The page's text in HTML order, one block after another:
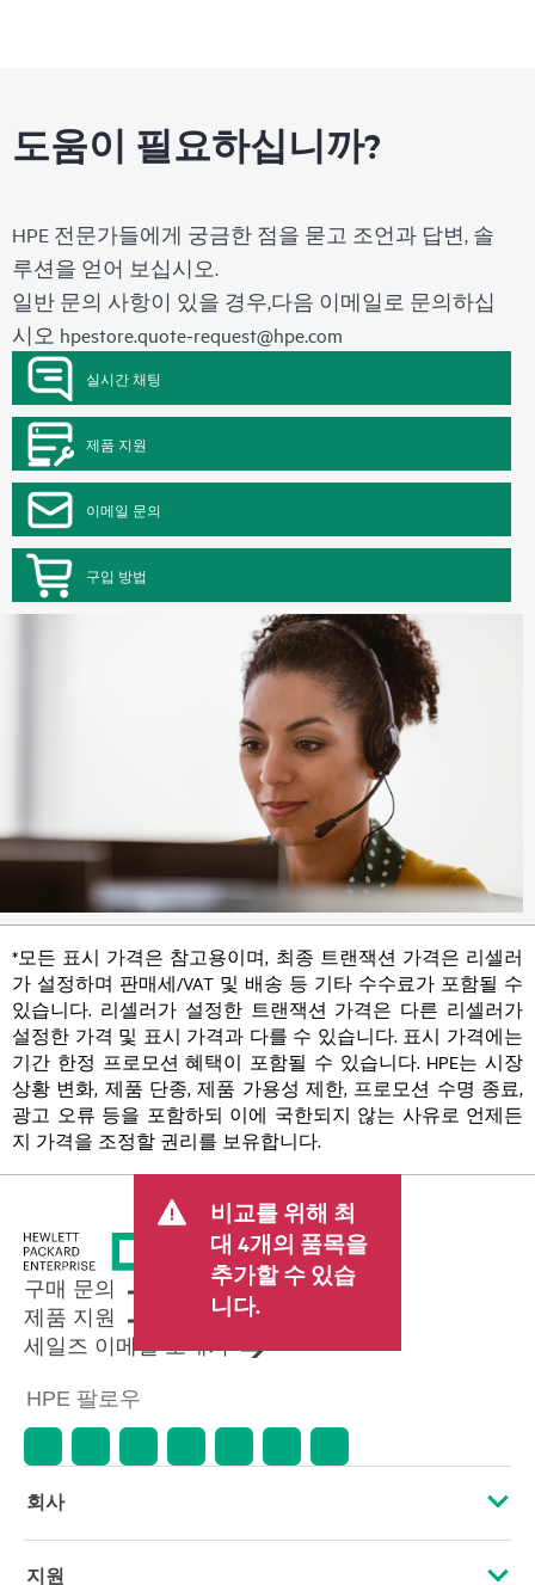
도움이 필요하십니까?
HPE 전문가들에게 궁금한 점을 묻고 조언과 답변, 솔
루션을 얻어 보십시오.
일반 문의 사항이 있을 경우,다음 이메일로 문의하십
시오 hpestore.quote-request@hpe.com
실시간 채팅
제품 지원
이메일 문의
구입 방법
*모든 표시 가격은 참고용이며, 최종 트랜잭션 가격은 리셀러
가 설정하며 판매세/VAT 및 배송 등 기타 수수료가 포함될 수
있습니다. 리셀러가 설정한 트랜잭션 가격은 다른 리셀러가
설정한 가격 및 표시 가격과 다를 수 있습니다. 표시 가격에는
기간 한정 프로모션 혜택이 포함될 수 있습니다. HPE는 시장
상황 변화, 제품 단종, 제품 가용성 제한, 프로모션 수명 종료,
광고 오류 등을 포함하되 이에 국한되지 않는 사유로 언제든
지 가격을 조정할 권리를 보유합니다.
비교를 위해 최
대 4개의 품목을
추가할 수 있습
니다.
구매 문의
제품 지원
세일즈 이메일 보내기
HPE 팔로우
회사
HPE 소개
지원